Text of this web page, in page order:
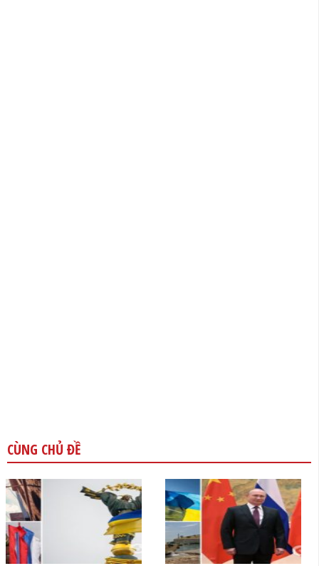
CÙNG CHỦ ĐỀ